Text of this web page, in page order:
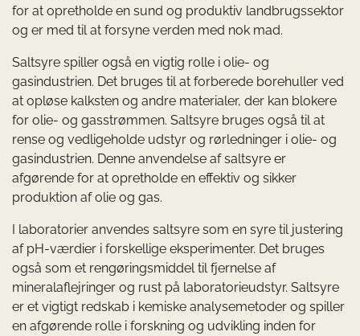
for at opretholde en sund og produktiv landbrugssektor
og er med til at forsyne verden med nok mad.
Saltsyre spiller også en vigtig rolle i olie- og
gasindustrien. Det bruges til at forberede borehuller ved
at opløse kalksten og andre materialer, der kan blokere
for olie- og gasstrømmen. Saltsyre bruges også til at
rense og vedligeholde udstyr og rørledninger i olie- og
gasindustrien. Denne anvendelse af saltsyre er
afgørende for at opretholde en effektiv og sikker
produktion af olie og gas.
I laboratorier anvendes saltsyre som en syre til justering
af pH-værdier i forskellige eksperimenter. Det bruges
også som et rengøringsmiddel til fjernelse af
mineralaflejringer og rust på laboratorieudstyr. Saltsyre
er et vigtigt redskab i kemiske analysemetoder og spiller
en afgørende rolle i forskning og udvikling inden for